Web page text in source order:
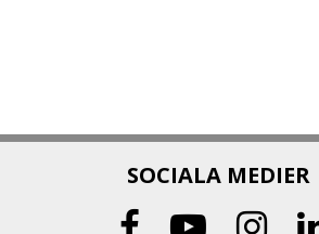
SOCIALA MEDIER